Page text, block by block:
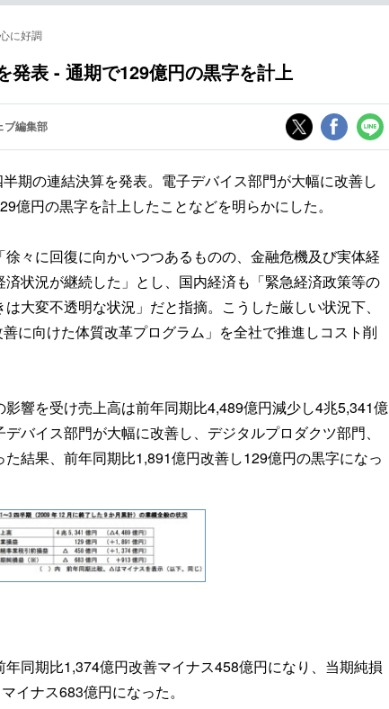
に好調
発表 - 通期で129億円の黒字を計上
ブ編集部
半期の連結決算を発表。電子デバイス部門が大幅に改善し
億円の黒字を計上したことなどを明らかにした。
々に回復に向かいつつあるものの、金融危機及び実体経
状況が継続した」とし、国内経済も「緊急経済政策等の
大変不透明な状況」だと指摘。こうした厳しい状況下、
に向けた体質改革プログラム」を全社で推進しコスト削
響を受け売上高は前年同期比4,489億円減少し4兆5,341億
バイス部門が大幅に改善し、デジタルプロダクツ部門、
結果、前年同期比1,891億円改善し129億円の黒字になっ
同期比1,374億円改善マイナス458億円になり、当期純損
イナス683億円になった。